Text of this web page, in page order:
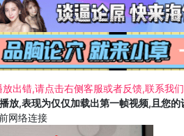
出错,请点击右侧客服或者反馈,联系我
放,表现为仅仅加载出第一帧视频,且您
网络连接